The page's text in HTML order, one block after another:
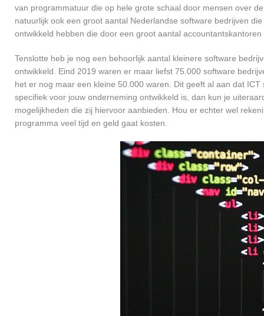
van programmatuur die op hele grote schaal door mensen over
natuurlijk ook een groot aantal Nederlandse software bedrijven
ontwikkeld hebben die door een groot aantal
Tenslotte heb je nog een behoorlijk aantal kleinere software
ontwikkeld. Eind 2019 waren er maar liefst 75.000 software
het er nog maar een kleine 50.000 waren. Dit geeft al aan dat
specifiek voor jouw onderneming ontwikkeld is, dan kun je
mogelijkheden die zij hiervoor aanbieden. Hou er echter wel
programma veel tijd en geld gaat kosten.